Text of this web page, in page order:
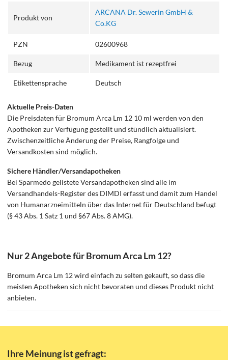
Produkt von
ARCANA Dr. Sewerin GmbH &
Co.KG
PZN 02600968
Bezug Medikament ist rezeptfrei
Etikettensprache Deutsch
Aktuelle Preis-Daten
Die Preisdaten für Bromum Arca Lm 12 10 ml werden von den
Apotheken zur Verfügung gestellt und stündlich aktualisiert.
Zwischenzeitliche Änderung der Preise, Rangfolge und
Versandkosten sind möglich.
Sichere Händler/Versandapotheken
Bei Sparmedo gelistete Versandapotheken sind alle im
Versandhandels-Register des DIMDI erfasst und damit zum Handel
von Humanarzneimitteln über das Internet für Deutschland befugt
(§ 43 Abs. 1 Satz 1 und §67 Abs. 8 AMG).
Nur 2 Angebote für Bromum Arca Lm 12?
Bromum Arca Lm 12 wird einfach zu selten gekauft, so dass die
meisten Apotheken sich nicht bevoraten und dieses Produkt nicht
anbieten.
Ihre Meinung ist gefragt: